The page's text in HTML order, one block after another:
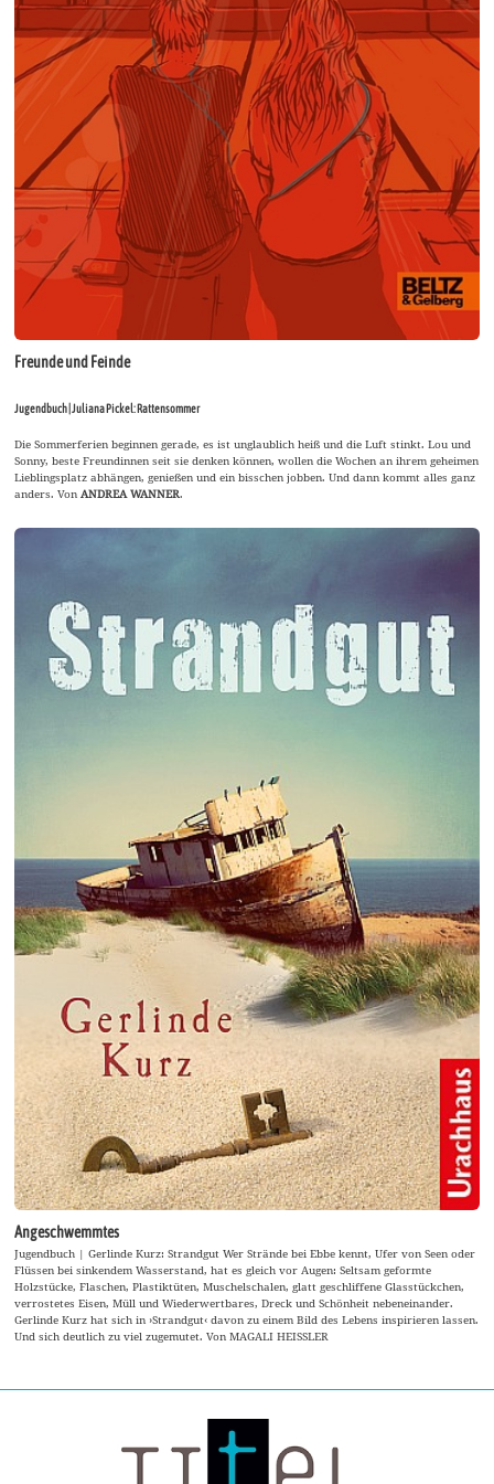
Freunde und Feinde
Jugendbuch | Juliana Pickel: Rattensommer
Die Sommerferien beginnen gerade, es ist unglaublich heiß und die Luft stinkt. Lou und
Sonny, beste Freundinnen seit sie denken können, wollen die Wochen an ihrem geheimen
Lieblingsplatz abhängen, genießen und ein bisschen jobben. Und dann kommt alles ganz
anders. Von ANDREA WANNER.
Angeschwemmtes
Jugendbuch | Gerlinde Kurz: Strandgut Wer Strände bei Ebbe kennt, Ufer von Seen oder
Flüssen bei sinkendem Wasserstand, hat es gleich vor Augen: Seltsam geformte
Holzstücke, Flaschen, Plastiktüten, Muschelschalen, glatt geschliffene Glasstückchen,
verrostetes Eisen, Müll und Wiederwertbares, Dreck und Schönheit nebeneinander.
Gerlinde Kurz hat sich in ›Strandgut‹ davon zu einem Bild des Lebens inspirieren lassen.
Und sich deutlich zu viel zugemutet. Von MAGALI HEISSLER